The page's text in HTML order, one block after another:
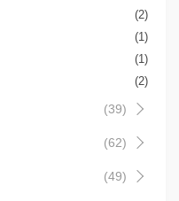
(2)
(1)
(1)
(2)
(39)
(62)
(49)